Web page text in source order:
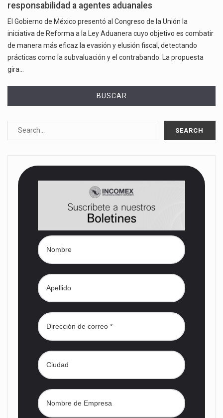
responsabilidad a agentes aduanales
El Gobierno de México presentó al Congreso de la Unión la
iniciativa de Reforma a la Ley Aduanera cuyo objetivo es combatir
de manera más eficaz la evasión y elusión fiscal, detectando
prácticas como la subvaluación y el contrabando. La propuesta
gira…
BUSCAR